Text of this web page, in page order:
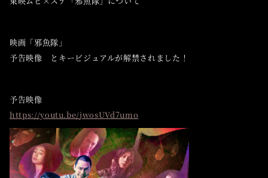
映画「邪魚隊」
予告映像 とキービジュアルが解禁されました！
予告映像
https://youtu.be/jwosUVd7umo